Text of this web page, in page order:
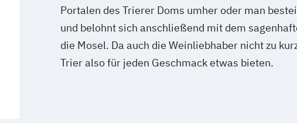
Portalen des Trierer Doms umher oder man
und belohnt sich anschließend mit dem
die Mosel. Da auch die Weinliebhaber nicht zu
Trier also für jeden Geschmack etwas bieten.